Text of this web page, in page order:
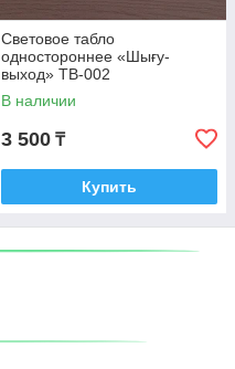
Световое табло
одностороннее «Шығу-
выход» TB-002
В наличии
3 500 ₸
Купить